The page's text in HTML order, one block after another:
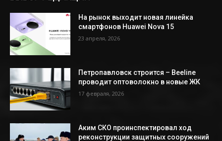
На рынок выходит новая линейка
смартфонов Huawei Nova 15
23 апреля, 2026
Петропавловск строится – Beeline
проводит оптоволокно в новые ЖК
17 февраля, 2026
Аким СКО проинспектировал ход
реконструкции защитных сооружений